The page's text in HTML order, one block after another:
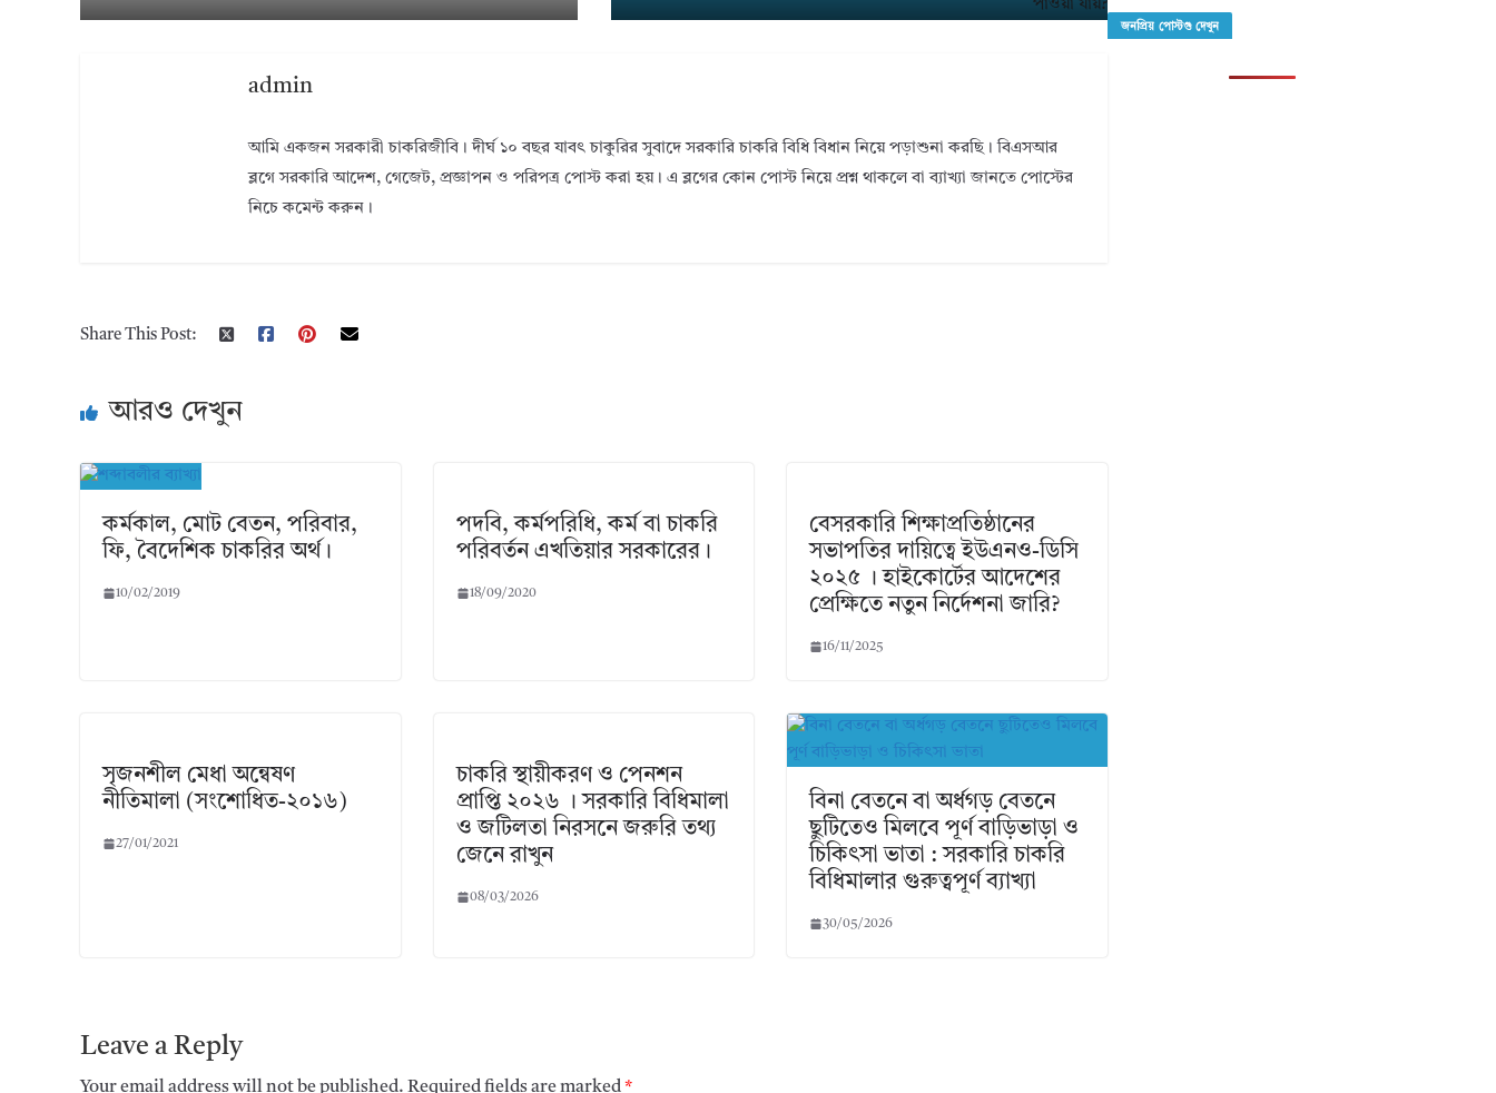
admin
আমি একজন সরকারী চাকরিজীবি। দীর্ঘ ১০ বছর যাবৎ চাকুরির সুবাদে সরকারি চাকরি বিধি বিধান নিয়ে পড়াশুনা করছি। বিএসআর
ব্লগে সরকারি আদেশ, গেজেট, প্রজ্ঞাপন ও পরিপত্র পোস্ট করা হয়। এ ব্লগের কোন পোস্ট নিয়ে প্রশ্ন থাকলে বা ব্যাখ্যা জানতে পোস্টের
নিচে কমেন্ট করুন।
Share This Post:
আরও দেখুন
কর্মকাল, মোট বেতন, পরিবার,
ফি, বৈদেশিক চাকরির অর্থ।
10/02/2019
পদবি, কর্মপরিধি, কর্ম বা চাকরি
পরিবর্তন এখতিয়ার সরকারের।
18/09/2020
বেসরকারি শিক্ষাপ্রতিষ্ঠানের
সভাপতির দায়িত্বে ইউএনও-ডিসি
২০২৫ । হাইকোর্টের আদেশের
প্রেক্ষিতে নতুন নির্দেশনা জারি?
16/11/2025
সৃজনশীল মেধা অন্বেষণ
নীতিমালা (সংশোধিত-২০১৬)
27/01/2021
চাকরি স্থায়ীকরণ ও পেনশন
প্রাপ্তি ২০২৬ । সরকারি বিধিমালা
ও জটিলতা নিরসনে জরুরি তথ্য
জেনে রাখুন
08/03/2026
বিনা বেতনে বা অর্ধগড় বেতনে
ছুটিতেও মিলবে পূর্ণ বাড়িভাড়া ও
চিকিৎসা ভাতা : সরকারি চাকরি
বিধিমালার গুরুত্বপূর্ণ ব্যাখ্যা
30/05/2026
Leave a Reply
Your email address will not be published. Required fields are marked*
জনপ্রিয় পোস্টগু দেখুন